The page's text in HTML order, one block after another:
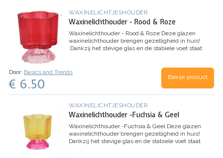
WAXINELICHTJESHOUDER
Waxinelichthouder - Rood & Roze
Waxinelichthouder - Rood & Roze Deze glazen
waxinelichthouder brengen gezelligheid in huis!
Dankzij het stevige glas en de stabiele voet staat
Door: Basics and Trends
€ 6.50 Bekijk product
WAXINELICHTJESHOUDER
Waxinelichthouder -Fuchsia & Geel
Waxinelichthouder -Fuchsia & Geel Deze glazen
waxinelichthouder brengen gezelligheid in huis!
Dankzij het stevige glas en de stabiele voet staat